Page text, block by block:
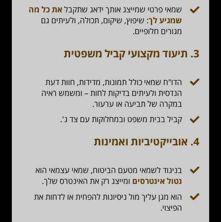
שמאי פרטי שמייצג אותך ידאג שתקבלאת כל מה
שמגיע לך: שיפוץ, שיקום, תכולה, ולעיתים גם
מגורים חלופיים.
3. תיעוד מקצועי קביל משפטית
הדו"ח שמאי כולל תמונות, מדידות, חוות דעת
הנדסית ולעיתים בדיקות לחות – ומשמש ראיה
במקרה של תביעה או ערעור.
קביל בבית משפט ובמחלוקות עם צד ג'.
4. אובייקטיביות ואמינות
בניגוד לשמאי מטעם הביטוח, שמאי עצמאי הוא
נטול אינטרסים ומייצג רק את האינטרס שלך.
הוא מגן עליך מול ניסיונות להפחית או לדחות את
הפיצוי.